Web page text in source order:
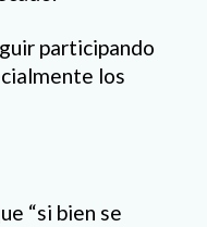
participando
los
“si bien se